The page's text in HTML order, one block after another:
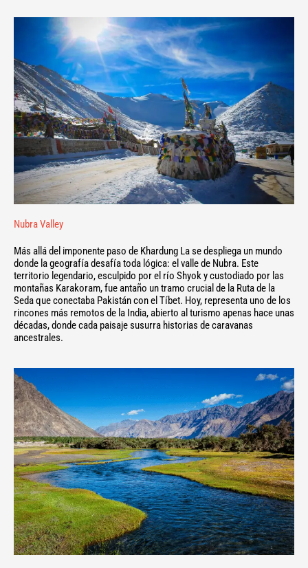
Nubra Valley
Más allá del imponente paso de Khardung La se despliega un mundo
donde la geografía desafía toda lógica: el valle de Nubra. Este
territorio legendario, esculpido por el río Shyok y custodiado por las
montañas Karakoram, fue antaño un tramo crucial de la Ruta de la
Seda que conectaba Pakistán con el Tíbet. Hoy, representa uno de los
rincones más remotos de la India, abierto al turismo apenas hace unas
décadas, donde cada paisaje susurra historias de caravanas
ancestrales.